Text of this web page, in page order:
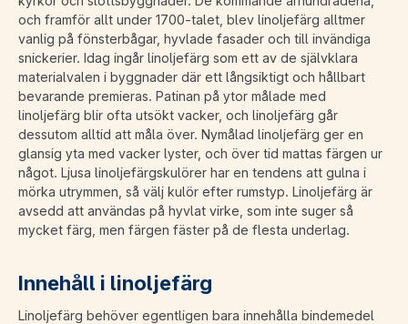
och framför allt under 1700-talet, blev linoljefärg alltmer
vanlig på fönsterbågar, hyvlade fasader och till invändiga
snickerier. Idag ingår linoljefärg som ett av de självklara
materialvalen i byggnader där ett långsiktigt och hållbart
bevarande premieras. Patinan på ytor målade med
linoljefärg blir ofta utsökt vacker, och linoljefärg går
dessutom alltid att måla över. Nymålad linoljefärg ger en
glansig yta med vacker lyster, och över tid mattas färgen ur
något. Ljusa linoljefärgskulörer har en tendens att gulna i
mörka utrymmen, så välj kulör efter rumstyp. Linoljefärg är
avsedd att användas på hyvlat virke, som inte suger så
mycket färg, men färgen fäster på de flesta underlag.
Innehåll i linoljefärg
Linoljefärg behöver egentligen bara innehålla bindemedel